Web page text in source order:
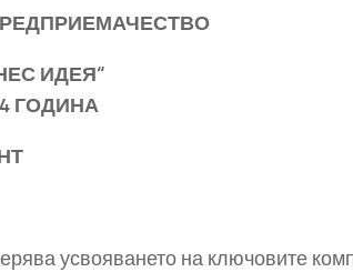
ИДЕЯ“
ГОДИНА
усвояването на ключовите